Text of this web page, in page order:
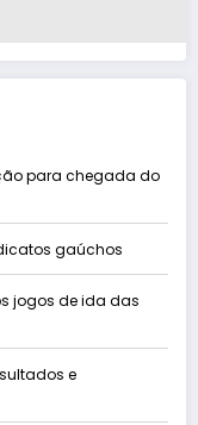
para chegada do
gaúchos
jogos de ida das
e